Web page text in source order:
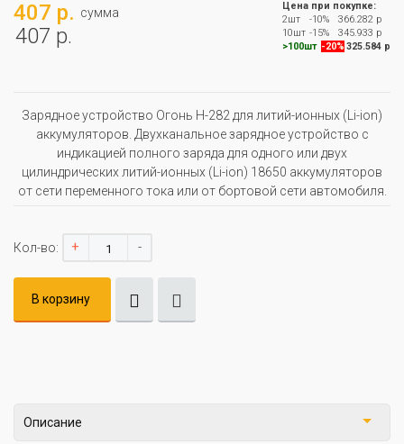
407 р. сумма
407 р.
Цена при покупке:
2шт
-10%
366.282 р
10шт -15%
345.933 р
>100шт -20% 325.584 р
Зарядное устройство Огонь H-282 для литий-ионных (Li-ion)
аккумуляторов. Двухканальное зарядное устройство с
индикацией полного заряда для одного или двух
цилиндрических литий-ионных (Li-ion) 18650 аккумуляторов
от сети переменного тока или от бортовой сети автомобиля.
Кол-во: + -
В корзину
Описание